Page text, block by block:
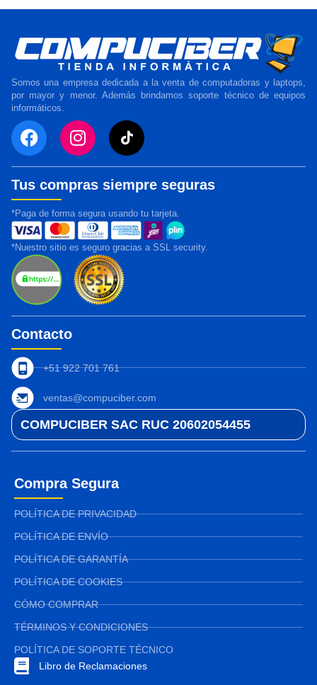
Somos una empresa dedicada a la venta de computadoras y laptops,
por mayor y menor. Además brindamos soporte técnico de equipos
informáticos.
Tus compras siempre seguras
*Paga de forma segura usando tu tarjeta.
*Nuestro sitio es seguro gracias a SSL security.
Contacto
+51 922 701 761
ventas@compuciber.com
COMPUCIBER SAC RUC 20602054455
Compra Segura
POLÍTICA DE PRIVACIDAD
POLÍTICA DE ENVÍO
POLÍTICA DE GARANTÍA
POLÍTICA DE COOKIES
CÓMO COMPRAR
TÉRMINOS Y CONDICIONES
POLÍTICA DE SOPORTE TÉCNICO
Libro de Reclamaciones